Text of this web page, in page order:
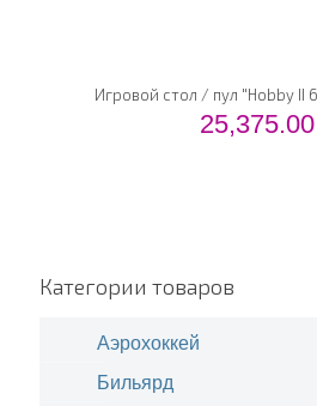
Игровой стол / пул "Hobby II
25,375.00
Категории товаров
Аэрохоккей
Бильярд